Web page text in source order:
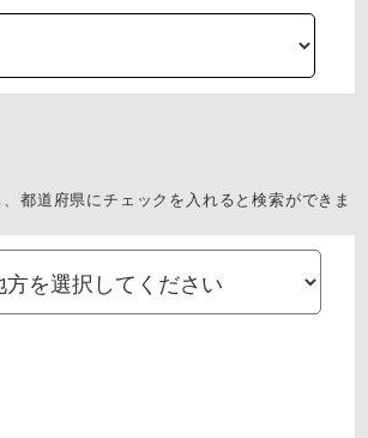
都道府県にチェックを入れると検索ができま